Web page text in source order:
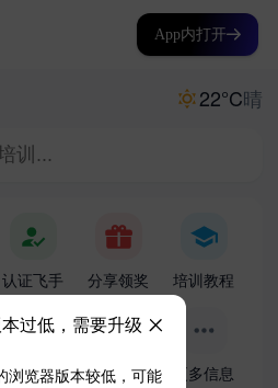
App内打开
过低，需要升级
浏览器版本较低，可能